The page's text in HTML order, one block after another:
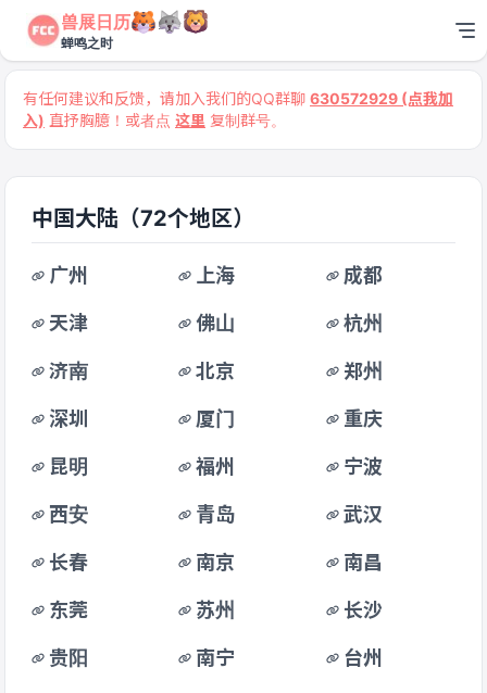
兽展日历
蝉鸣之时
有任何建议和反馈，请加入我们的QQ群聊 630572929 (点我加
入) 直抒胸臆！或者点 这里 复制群号。
中国大陆 （72个地区）
广州 上海 成都
天津 佛山 杭州
济南 北京 郑州
深圳 厦门 重庆
昆明 福州 宁波
西安 青岛 武汉
长春 南京 南昌
东莞 苏州 长沙
贵阳 南宁 台州